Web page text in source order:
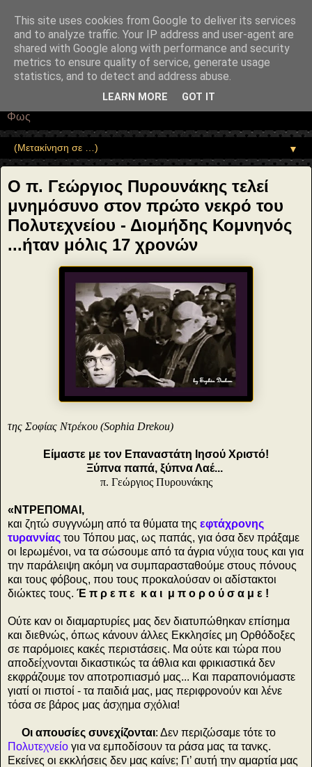
"potentialAction": { "@type": "ReadAction", "target":
"https://www.sophia-ntrekou.gr/2019/11/piroynakis-komninos-
polytexneio.html" } }
Αέναη επΑνάσταση
• Επιστήμη • Ψυχολογία • Λογοτεχνία • Τέχνες • Θεολογία •
Φιλοσοφία • Στοχασμοί... για τη μνήμη, τον άνθρωπο και το
Φως
▼
Ο π. Γεώργιος Πυρουνάκης τελεί
μνημόσυνο στον πρώτο νεκρό του
Πολυτεχνείου - Διομήδης Κομνηνός
...ήταν μόλις 17 χρονών
της Σοφίας Ντρέκου (Sophia Drekou)
Είμαστε με τον Επαναστάτη Ιησού Χριστό!
Ξύπνα παπά, ξύπνα Λαέ...
π. Γεώργιος Πυρουνάκης
«ΝΤΡΕΠΟΜΑΙ,
και ζητώ συγγνώμη από τα θύματα της εφτάχρονης
τυραννίας του Τόπου μας, ως παπάς, για όσα δεν πράξαμε
οι Ιερωμένοι, να τα σώσουμε από τα άγρια νύχια τους και για
την παράλειψη ακόμη να συμπαρασταθούμε στους πόνους
και τους φόβους, που τους προκαλούσαν οι αδίστακτοι
διώκτες τους. Έ π ρ ε π ε κ α ι μ π ο ρ ο ύ σ α μ ε !
Ούτε καν οι διαμαρτυρίες μας δεν διατυπώθηκαν επίσημα
και διεθνώς, όπως κάνουν άλλες Εκκλησίες μη Ορθόδοξες
σε παρόμοιες κακές περιστάσεις. Μα ούτε και τώρα που
αποδείχνονται δικαστικώς τα άθλια και φρικιαστικά δεν
εκφράζουμε τον αποτροπιασμό μας... Και παραπονιόμαστε
γιατί οι πιστοί - τα παιδιά μας, μας περιφρονούν και λένε
τόσα σε βάρος μας άσχημα σχόλια!
Οι απουσίες συνεχίζονται: Δεν περιζώσαμε τότε το
Πολυτεχνείο για να εμποδίσουν τα ράσα μας τα τανκς.
Εκείνες οι εκκλήσεις δεν μας καίνε; Γι’ αυτή την αμαρτία μας
This site uses cookies from Google to deliver its services
and to analyze traffic. Your IP address and user-agent are
shared with Google along with performance and security
metrics to ensure quality of service, generate usage
statistics, and to detect and address abuse.
LEARN MORE GOT IT